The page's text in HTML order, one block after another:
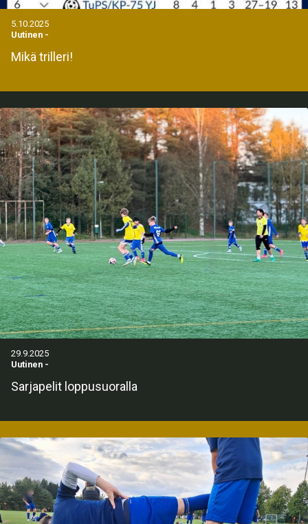
5.10.2025
Uutinen -
Mikä trilleri!
29.9.2025
Uutinen -
Sarjapelit loppusuoralla